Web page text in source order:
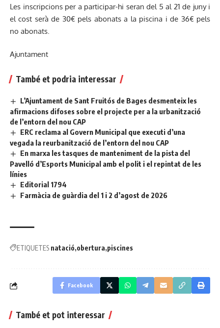
Les inscripcions per a participar-hi seran del 5 al 21 de juny i
el cost serà de 30€ pels abonats a la piscina i de 36€ pels
no abonats.
Ajuntament
També et podria interessar
L’Ajuntament de Sant Fruitós de Bages desmenteix les
afirmacions difoses sobre el projecte per a la urbanització
de l’entorn del nou CAP
ERC reclama al Govern Municipal que executi d’una
vegada la reurbanització de l’entorn del nou CAP
En marxa les tasques de manteniment de la pista del
Pavelló d’Esports Municipal amb el polit i el repintat de les
línies
Editorial 1794
Farmàcia de guàrdia del 1 i 2 d’agost de 2026
ETIQUETES natació obertura piscines
Facebook
També et pot interessar